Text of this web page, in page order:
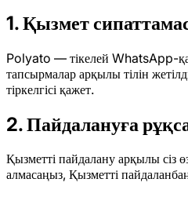
1. Қызмет
Polyato — тікелей WhatsApp-қа
тапсырмалар арқылы тілін
тіркелгісі қажет.
2. Пайдалануға
Қызметті пайдалану арқылы
алмасаңыз, Қызметті